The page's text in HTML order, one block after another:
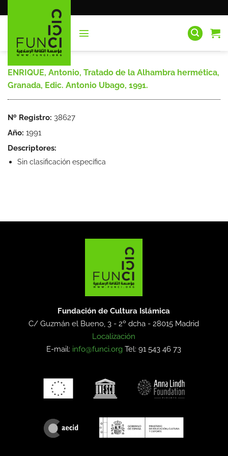
al
ENRIQUE, Antonio, Tratado de la Alhambra hermética,
Granada, Edic. Antonio Ubago, 1991.
Nº Registro: 38627
Año: 1991
Descriptores:
Sin clasificación específica
Fundación de Cultura Islámica
C/ Guzmán el Bueno, 3 - 2º dcha -28015 Madrid
Localización
E-mail: info@funci.org Tel: 91 543 46 73